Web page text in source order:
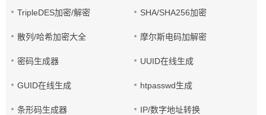
TripleDES加密/解密 SHA/SHA256加密
散列/哈希加密大全 摩尔斯电码加解密
密码生成器 UUID在线生成
GUID在线生成 htpasswd生成
条形码生成器 IP/数字地址转换